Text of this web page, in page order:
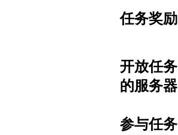
任务奖励
开放任务
的服务器
参与任务